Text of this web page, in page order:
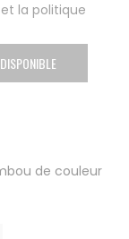
la politique
de couleur